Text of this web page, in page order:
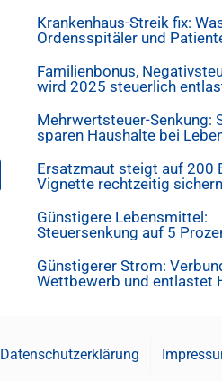
Krankenhaus-Streik fix:
Ordensspitäler und
Familienbonus,
wird 2025 steuerlich
Mehrwertsteuer-Senkung:
sparen Haushalte bei
Ersatzmaut steigt auf 200
Vignette rechtzeitig sichern
Günstigere Lebensmittel:
Steuersenkung auf 5
Günstigerer Strom:
Wettbewerb und entlastet
Datenschutzerklärung